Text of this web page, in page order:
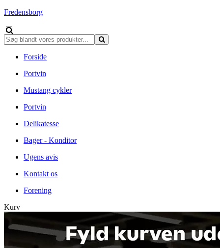
Fredensborg
Forside
Portvin
Mustang cykler
Portvin
Delikatesse
Bager - Konditor
Ugens avis
Kontakt os
Forening
Kurv